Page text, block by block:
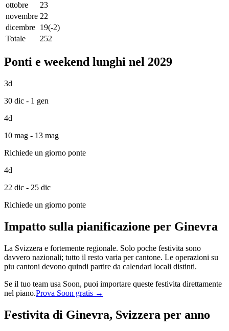
ottobre
23
novembre 22
dicembre 19(-2)
Totale
252
Ponti e weekend lunghi nel 2029
3d
30 dic - 1 gen
4d
10 mag - 13 mag
Richiede un giorno ponte
4d
22 dic - 25 dic
Richiede un giorno ponte
Impatto sulla pianificazione per Ginevra
La Svizzera e fortemente regionale. Solo poche festivita sono
davvero nazionali; tutto il resto varia per cantone. Le operazioni su
piu cantoni devono quindi partire da calendari locali distinti.
Se il tuo team usa Soon, puoi importare queste festivita direttamente
nel piano.Prova Soon gratis →
Festivita di Ginevra, Svizzera per anno